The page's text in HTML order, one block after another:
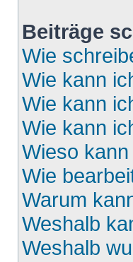
Beiträge
Wie
Wie kann
Wie kann
Wie kann
Wieso
Wie
Warum
Weshalb
Weshalb